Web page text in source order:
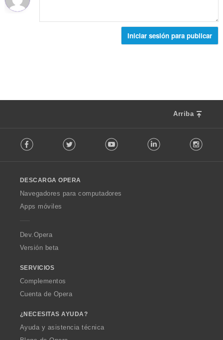
Iniciar sesión para publicar
Arriba
o
w
O
p
a
Facebook Twitter Youtube LinkedIn
DESCARGA OPERA
Navegadores para computadores
Apps móviles
Dev.Opera
Versión beta
SERVICIOS
Complementos
Cuenta de Opera
¿NECESITAS AYUDA?
Ayuda y asistencia técnica